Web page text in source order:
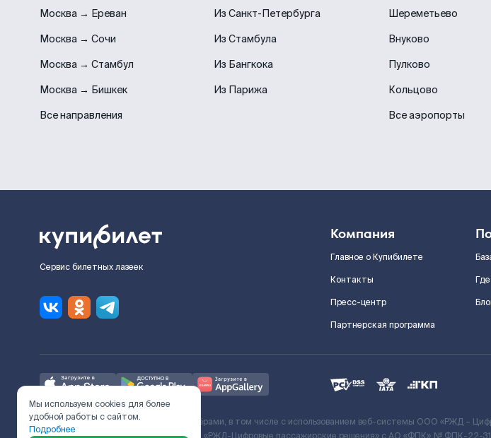
Москва → Ереван
Москва → Сочи
Москва → Стамбул
Москва → Бишкек
Все направления
Из Санкт-Петербурга
Из Стамбула
Из Бангкока
Из Парижа
Шереметьево
Внуково
Пулково
Кольцово
Все аэропорты
Сервис билетных лазеек
Компания
Главное о Купибилете
Контакты
Пресс-центр
Партнерская программа
Ж/Д билеты предоставляются партнёрами, в том числе с использованием веб-системы ООО «РЖД –
Мы используем cookies для более
удобной работы с сайтом.
Подробнее